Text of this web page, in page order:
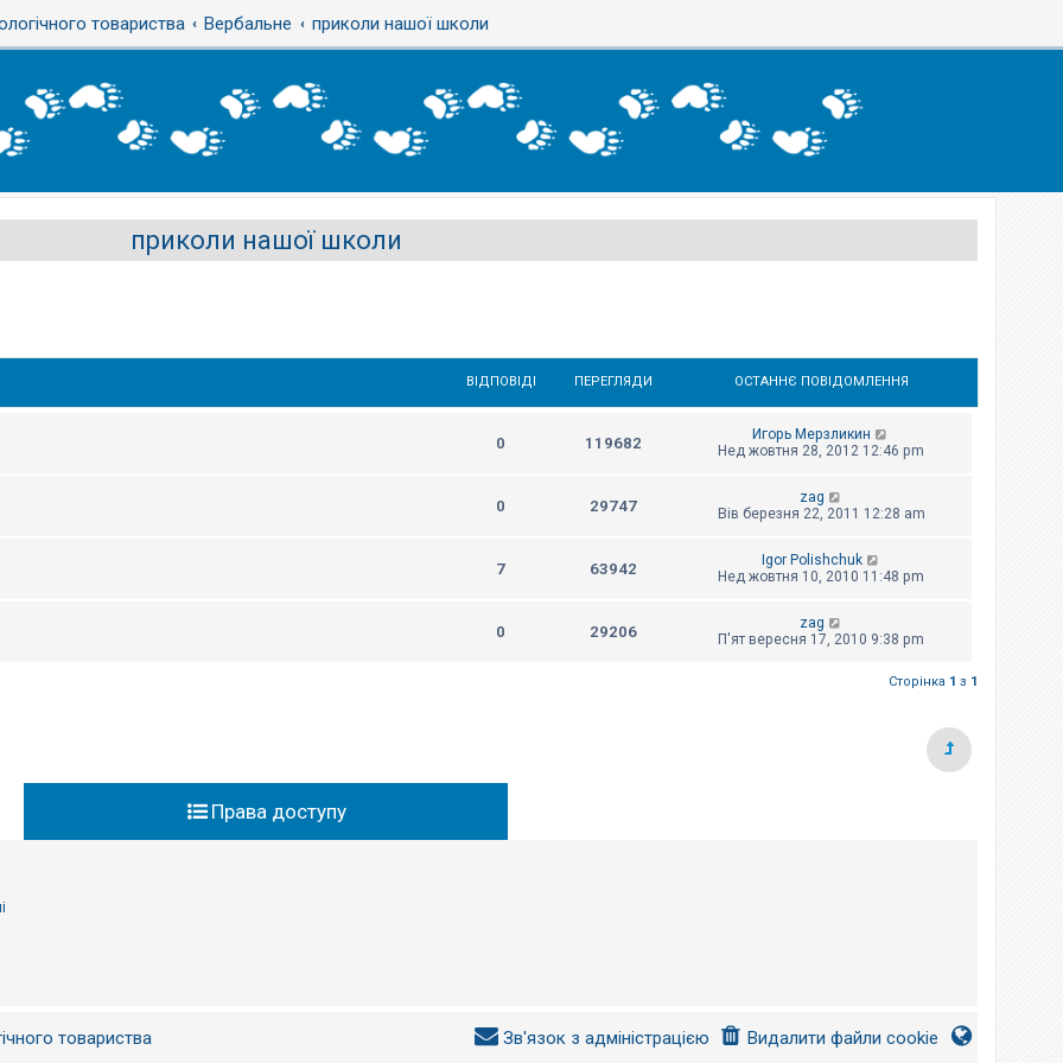
товариства Вербальне приколи нашої школи
приколи нашої школи
ВІДПОВІДІ ПЕРЕГЛЯДИ ОСТАННЄ ПОВІДОМЛЕННЯ
0 119682
Игорь Мерзликин
Нед жовтня 28, 2012 12:46 pm
0 29747
zag
Вів березня 22, 2011 12:28 am
7 63942
Igor Polishchuk
Нед жовтня 10, 2010 11:48 pm
0 29206
zag
П'ят вересня 17, 2010 9:38 pm
Сторінка 1 з 1
Права доступу
товариства Видалити файли cookie
Зв'язок з адміністрацією